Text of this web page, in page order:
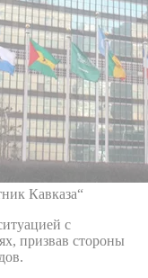
Кавказа“
с
призвав стороны